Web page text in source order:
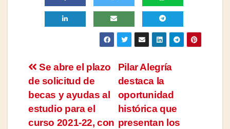
Navegación
de
entradas
Pilar Alegría
destaca la
oportunidad
histórica que
presentan los
Se abre el plazo
de solicitud de
becas y ayudas al
estudio para el
curso 2021-22, con